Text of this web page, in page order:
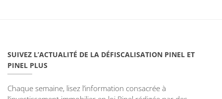
SUIVEZ L’ACTUALITÉ DE LA DÉFISCALISATION PINEL ET
PINEL PLUS
Chaque semaine, lisez l’information consacrée à